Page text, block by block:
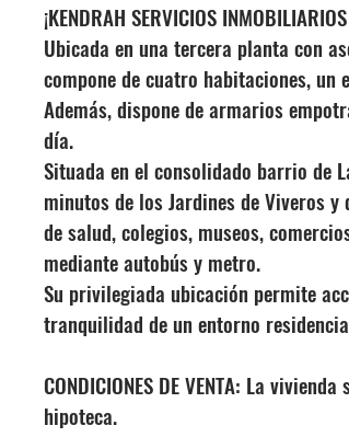
¡KENDRAH SERVICIOS
Ubicada en una tercera planta con
compone de cuatro habitaciones, un
Además, dispone de armarios
día.
Situada en el consolidado barrio de
minutos de los Jardines de Viveros
de salud, colegios, museos,
mediante autobús y metro.
Su privilegiada ubicación permite
tranquilidad de un entorno
CONDICIONES DE VENTA: La
hipoteca.